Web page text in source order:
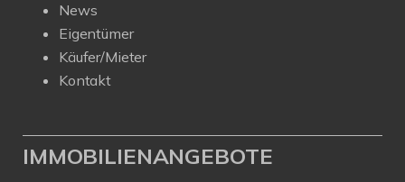
News
Eigentümer
Käufer/Mieter
Kontakt
IMMOBILIENANGEBOTE